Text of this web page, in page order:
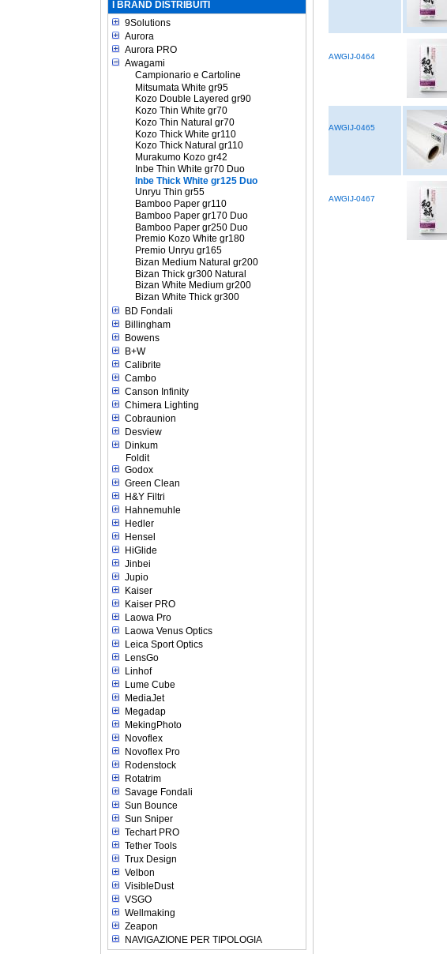
I BRAND DISTRIBUITI
9Solutions
Aurora
Aurora PRO
Awagami
Campionario e Cartoline
Mitsumata White gr95
Kozo Double Layered gr90
Kozo Thin White gr70
Kozo Thin Natural gr70
Kozo Thick White gr110
Kozo Thick Natural gr110
Murakumo Kozo gr42
Inbe Thin White gr70 Duo
Inbe Thick White gr125 Duo
Unryu Thin gr55
Bamboo Paper gr110
Bamboo Paper gr170 Duo
Bamboo Paper gr250 Duo
Premio Kozo White gr180
Premio Unryu gr165
Bizan Medium Natural gr200
Bizan Thick gr300 Natural
Bizan White Medium gr200
Bizan White Thick gr300
BD Fondali
Billingham
Bowens
B+W
Calibrite
Cambo
Canson Infinity
Chimera Lighting
Cobraunion
Desview
Dinkum
Foldit
Godox
Green Clean
H&Y Filtri
Hahnemuhle
Hedler
Hensel
HiGlide
Jinbei
Jupio
Kaiser
Kaiser PRO
Laowa Pro
Laowa Venus Optics
Leica Sport Optics
LensGo
Linhof
Lume Cube
MediaJet
Megadap
MekingPhoto
Novoflex
Novoflex Pro
Rodenstock
Rotatrim
Savage Fondali
Sun Bounce
Sun Sniper
Techart PRO
Tether Tools
Trux Design
Velbon
VisibleDust
VSGO
Wellmaking
Zeapon
NAVIGAZIONE PER TIPOLOGIA
AWGIJ-0464
AWGIJ-0465
AWGIJ-0467